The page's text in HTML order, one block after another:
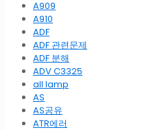
A909
A910
ADF
ADF 관련문제
ADF 분해
ADV C3325
all lamp
AS
AS공유
ATR에러